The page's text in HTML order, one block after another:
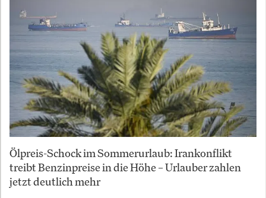
Ölpreis-Schock im Sommerurlaub: Irankonflikt
treibt Benzinpreise in die Höhe – Urlauber zahlen
jetzt deutlich mehr